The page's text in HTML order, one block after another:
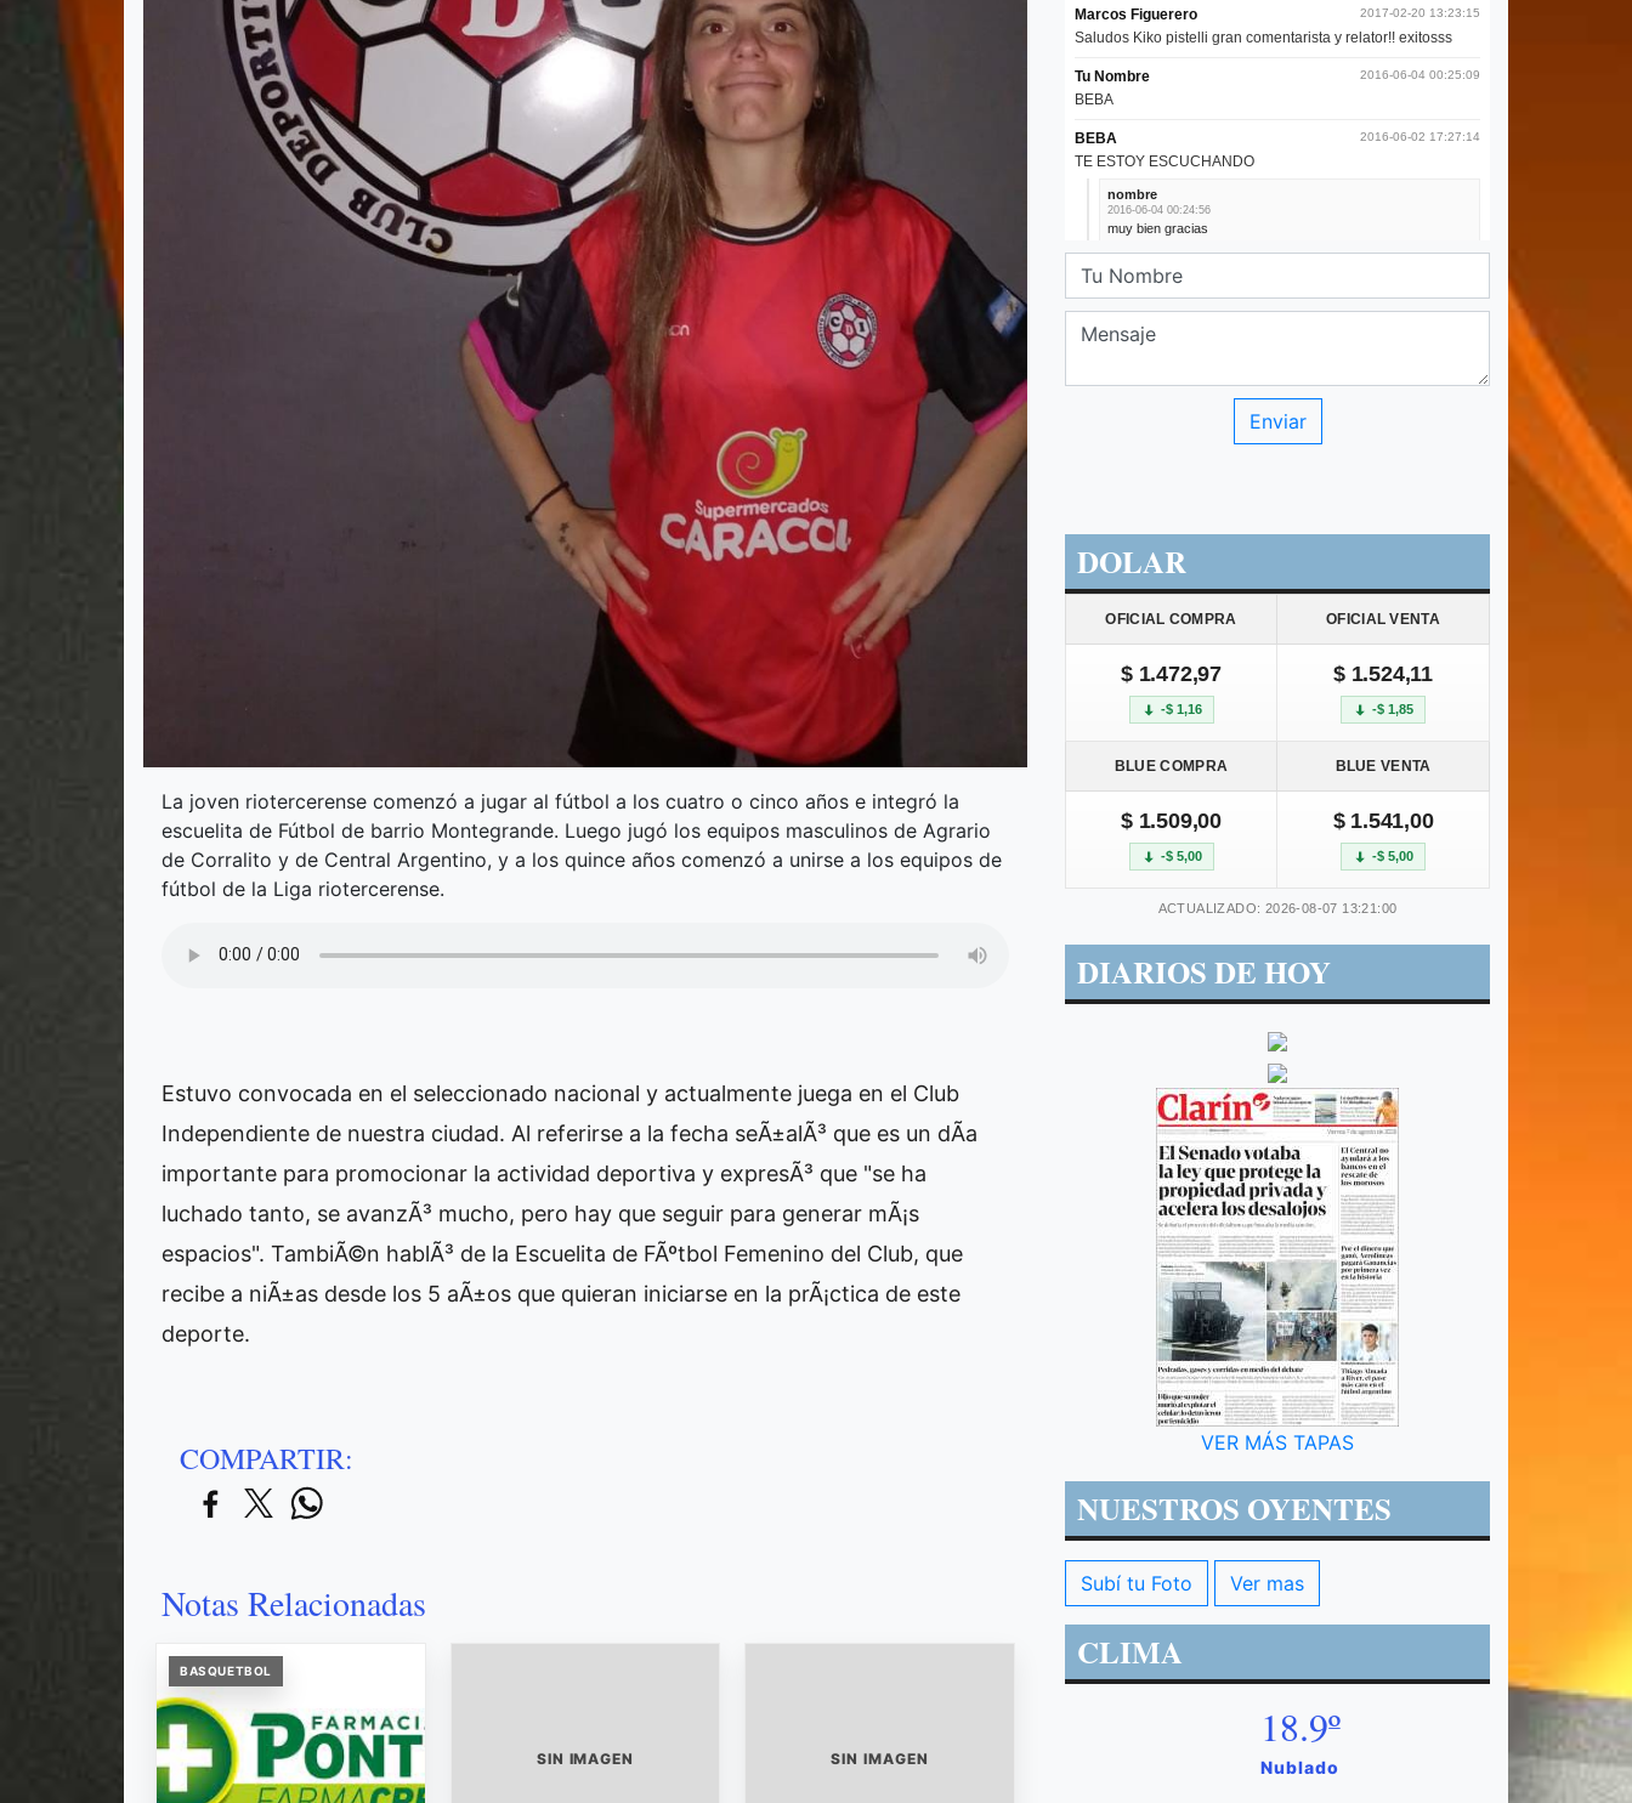
La joven riotercerense comenzó a jugar al fútbol a los cuatro o cinco años e integró la
escuelita de Fútbol de barrio Montegrande. Luego jugó los equipos masculinos de Agrario
de Corralito y de Central Argentino, y a los quince años comenzó a unirse a los equipos de
fútbol de la Liga riotercerense.
Estuvo convocada en el seleccionado nacional y actualmente juega en el Club
Independiente de nuestra ciudad. Al referirse a la fecha seÃ±alÃ³ que es un dÃ­a
importante para promocionar la actividad deportiva y expresÃ³ que "se ha
luchado tanto, se avanzÃ³ mucho, pero hay que seguir para generar mÃ¡s
espacios". TambiÃ©n hablÃ³ de la Escuelita de FÃºtbol Femenino del Club, que
recibe a niÃ±as desde los 5 aÃ±os que quieran iniciarse en la prÃ¡ctica de este
deporte.
COMPARTIR:
Notas Relacionadas
BASQUETBOL
SIN IMAGEN SIN IMAGEN
DOLAR
OFICIAL COMPRA OFICIAL VENTA
$ 1.472,97
-$ 1,16
$ 1.524,11
-$ 1,85
BLUE COMPRA BLUE VENTA
$ 1.509,00
-$ 5,00
$ 1.541,00
-$ 5,00
ACTUALIZADO: 2026-08-07 13:21:00
DIARIOS DE HOY
VER MÁS TAPAS
NUESTROS OYENTES
Subí tu Foto Ver mas
CLIMA
18.9º
Nublado